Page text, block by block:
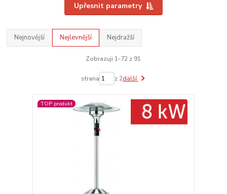
Upřesnit parametry
Nejnovější Nejlevnější Nejdražší
Zobrazuji 1-72 z 91
strana z 2další
TOP produkt